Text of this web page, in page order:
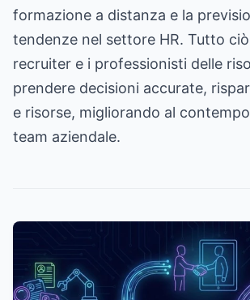
formazione a distanza e la
tendenze nel settore HR. Tutto
recruiter e i professionisti delle
prendere decisioni accurate,
e risorse, migliorando al
team aziendale.